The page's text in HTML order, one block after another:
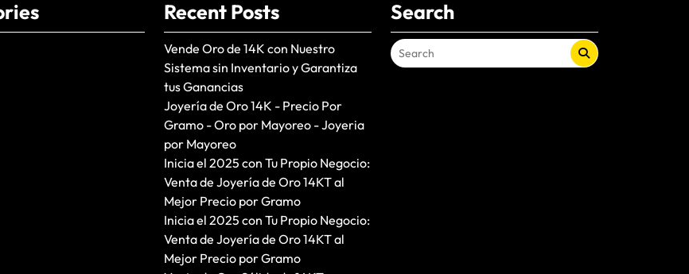
Recent Posts
Vende Oro de 14K con Nuestro
Sistema sin Inventario y Garantiza
tus Ganancias
Joyería de Oro 14K - Precio Por
Gramo - Oro por Mayoreo - Joyeria
por Mayoreo
Inicia el 2025 con Tu Propio Negocio:
Venta de Joyería de Oro 14KT al
Mejor Precio por Gramo
Inicia el 2025 con Tu Propio Negocio:
Venta de Joyería de Oro 14KT al
Mejor Precio por Gramo
Search